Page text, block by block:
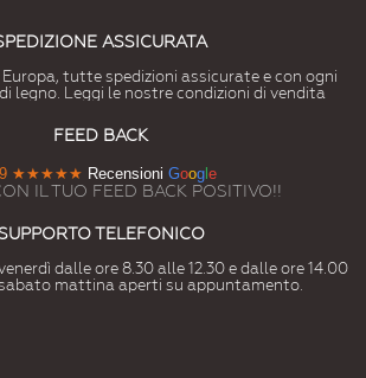
ASSICURATA
tutte spedizioni assicurate e con ogni
legno. Leggi le nostre condizioni di vendita
FEED BACK
★★★★★ Recensioni Googl e
IL TUO FEED BACK POSITIVO!!
TELEFONICO
dalle ore 8.30 alle 12.30 e dalle ore 14.00
mattina aperti su appuntamento.